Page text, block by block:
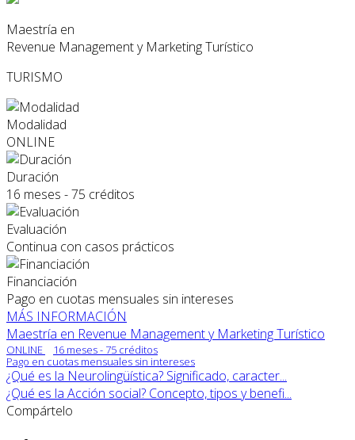
Maestría en
Revenue Management y Marketing Turístico
TURISMO
Modalidad
ONLINE
Duración
16 meses - 75 créditos
Evaluación
Continua con casos prácticos
Financiación
Pago en cuotas mensuales sin intereses
MÁS INFORMACIÓN
Maestría en Revenue Management y Marketing Turístico
ONLINE
16 meses - 75 créditos
Pago en cuotas mensuales sin intereses
¿Qué es la Neurolingüística? Significado, caracter...
¿Qué es la Acción social? Concepto, tipos y benefi...
Compártelo